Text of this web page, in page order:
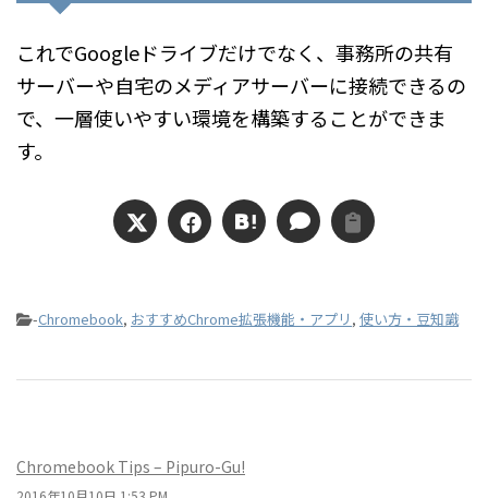
これでGoogleドライブだけでなく、事務所の共有
サーバーや自宅のメディアサーバーに接続できるの
で、一層使いやすい環境を構築することができま
す。
-Chromebook, おすすめChrome拡張機能・アプリ , 使い方・豆知識
Chromebook Tips – Pipuro-Gu!